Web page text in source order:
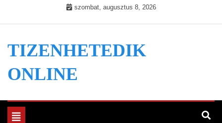
szombat, augusztus 8, 2026
TIZENHETEDIK
ONLINE
Toggle